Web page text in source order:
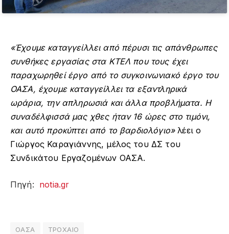
«Έχουμε καταγγείλλει από πέρυσι τις απάνθρωπες
συνθήκες εργασίας στα ΚΤΕΛ που τους έχει
παραχωρηθεί έργο από το συγκοινωνιακό έργο του
ΟΑΣΑ, έχουμε καταγγείλλει τα εξαντληρικά
ωράρια, την απληρωσιά και άλλα προβλήματα. Η
συναδέλφισσά μας χθες ήταν 16 ώρες στο τιμόνι,
και αυτό προκύπτει από το βαρδιολόγιο»λέει ο
Γιώργος Καραγιάννης, μέλος του ΔΣ του
Συνδικάτου Εργαζομένων ΟΑΣΑ.
Πηγή: notia.gr
ΟΑΣΑ ΤΡΟΧΑΙΟ